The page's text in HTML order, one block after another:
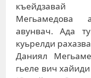
къейдзавай
Мегьамедова
авунвач. Ада
куьрелди
Даниял
гьеле вич